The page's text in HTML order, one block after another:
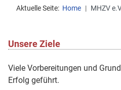
Aktuelle Seite: Home MHZV
Unsere Ziele
Viele Vorbereitungen und
Erfolg geführt.